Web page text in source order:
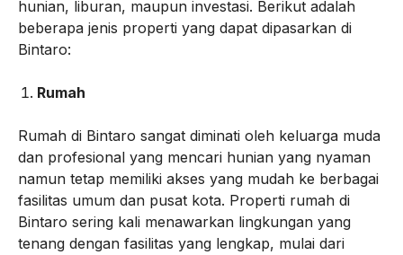
hunian, liburan, maupun investasi. Berikut adalah
beberapa jenis properti yang dapat dipasarkan di
Bintaro:
Rumah
Rumah di Bintaro sangat diminati oleh keluarga muda
dan profesional yang mencari hunian yang nyaman
namun tetap memiliki akses yang mudah ke berbagai
fasilitas umum dan pusat kota. Properti rumah di
Bintaro sering kali menawarkan lingkungan yang
tenang dengan fasilitas yang lengkap, mulai dari